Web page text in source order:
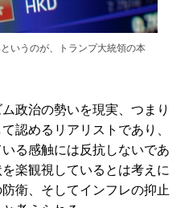
いうのが、トランプ大統領の本
政治の勢いを現実、つまり
認めるリアリストであり、
る感触には反抗しないであ
楽観視しているとは考えに
衛、そしてインフレの抑止